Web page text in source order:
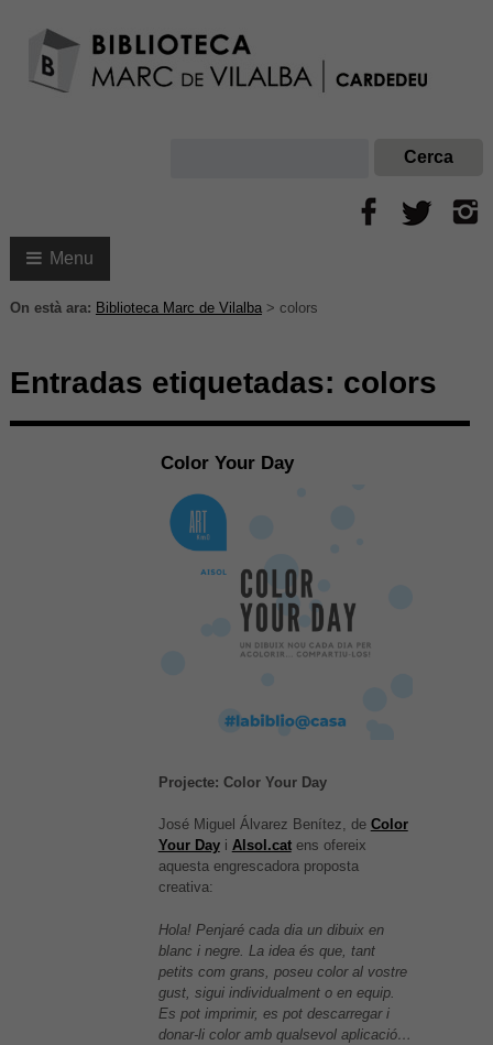
Menu
On està ara: Biblioteca Marc de Vilalba> colors
Entradas etiquetadas: colors
Color Your Day
Projecte: Color Your Day
José Miguel Álvarez Benítez, de Color
Your Dayi Alsol.catens ofereix
aquesta engrescadora proposta
creativa:
Hola! Penjaré cada dia un dibuix en
blanc i negre. La idea és que, tant
petits com grans, poseu color al vostre
gust, sigui individualment o en equip.
Es pot imprimir, es pot descarregar i
donar-li color amb qualsevol aplicació…